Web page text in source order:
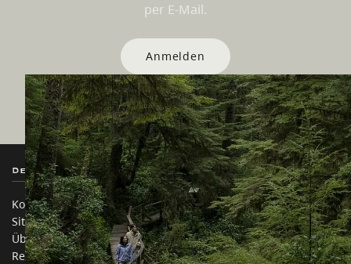
per E-Mail.
Anmelden
Destination BC
Kontakt
Sitemap
Über uns
Rechtliches & Richtlinien
Unsere Websites
Reisebranche
Medien
Unternehmen
简体中文 – China